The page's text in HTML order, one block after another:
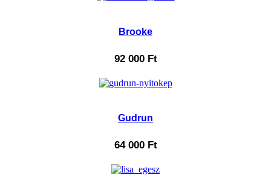
Brooke
92 000 Ft
Gudrun
64 000 Ft